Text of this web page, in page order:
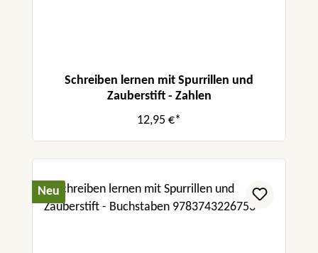
Schreiben lernen mit Spurrillen und
Zauberstift - Zahlen
12,95 €*
Neu